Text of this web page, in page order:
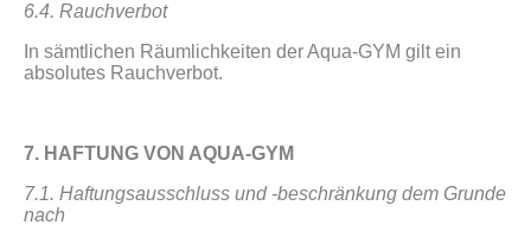
6.4. Rauchverbot
In sämtlichen Räumlichkeiten der Aqua-GYM gilt ein
absolutes Rauchverbot.
7. HAFTUNG VON AQUA-GYM
7.1. Haftungsausschluss und -beschränkung dem Grunde
nach